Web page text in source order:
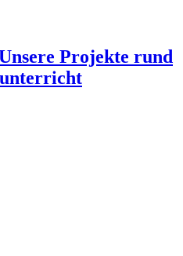
Projekte rund